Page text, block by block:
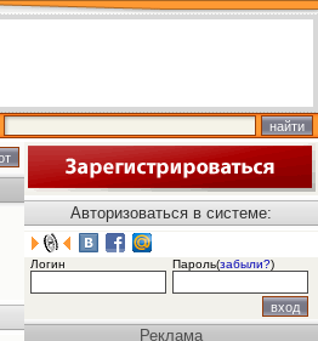
Авторизоваться в системе:
Логин Пароль(забыли?)
Реклама